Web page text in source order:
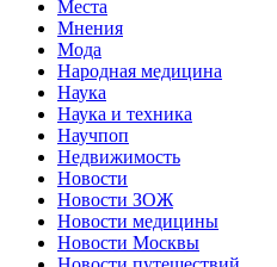
Места
Мнения
Мода
Народная медицина
Наука
Наука и техника
Научпоп
Недвижимость
Новости
Новости ЗОЖ
Новости медицины
Новости Москвы